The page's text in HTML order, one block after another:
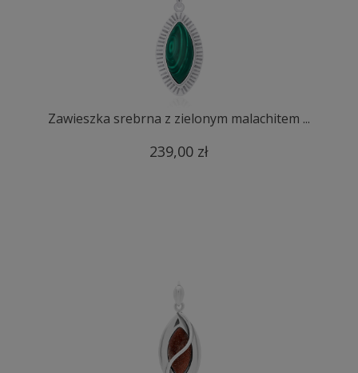
Zawieszka srebrna z zielonym malachitem ...
239,00 zł